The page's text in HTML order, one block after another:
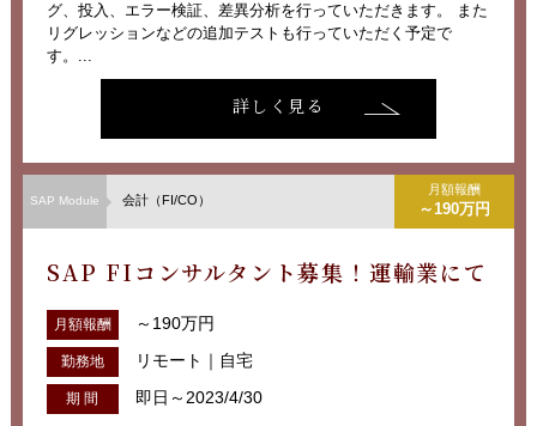
グ、投入、エラー検証、差異分析を行っていただきます。 また
リグレッションなどの追加テストも行っていただく予定で
す。...
詳しく見る
SAP Module 会計（FI/CO）
月額報酬
～190万円
SAP FIコンサルタント募集！運輸業にて
月額報酬 ～190万円
勤務地 リモート｜自宅
期 間 即日～2023/4/30